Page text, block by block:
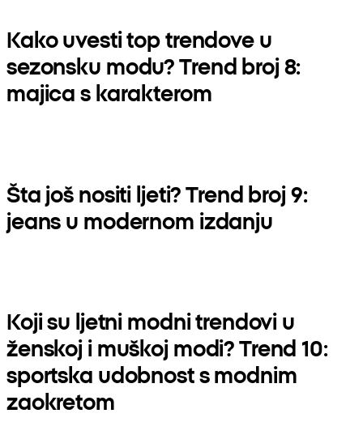
Kako uvesti top trendove u
sezonsku modu? Trend broj 8:
majica s karakterom
Šta još nositi ljeti? Trend broj 9:
jeans u modernom izdanju
Koji su ljetni modni trendovi u
ženskoj i muškoj modi? Trend 10:
sportska udobnost s modnim
zaokretom